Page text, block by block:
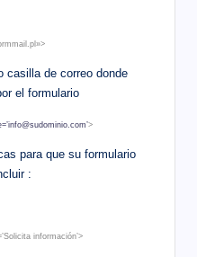
casilla de correo donde
el formulario
>
para que su formulario
:
información’>